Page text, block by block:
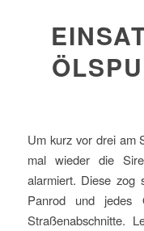
Um kurz vor drei am
mal wieder die
alarmiert. Diese zog
Panrod und jedes
Straßenabschnitte.